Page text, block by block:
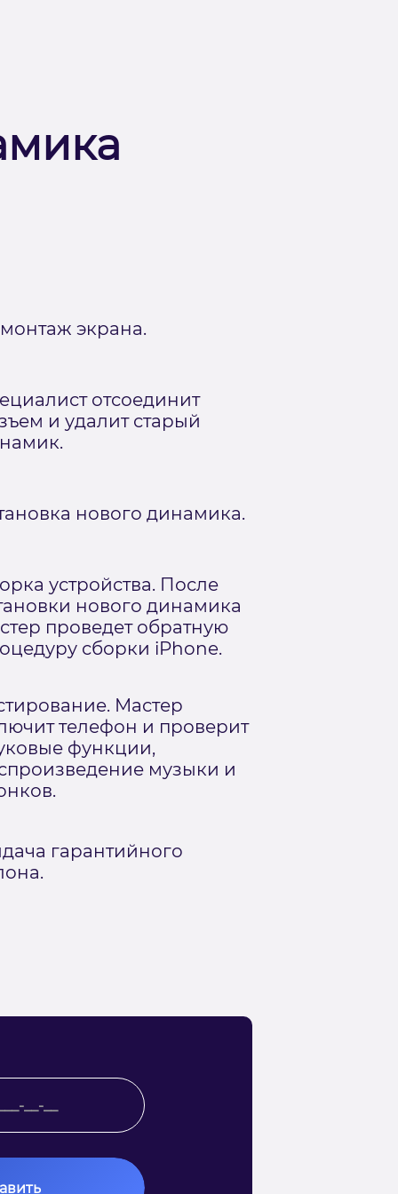
экрана.
отсоединит
и удалит старый
нового динамика.
устройства. После
нового динамика
проведет обратную
сборки iPhone.
Мастер
телефон и проверит
функции,
музыки и
гарантийного